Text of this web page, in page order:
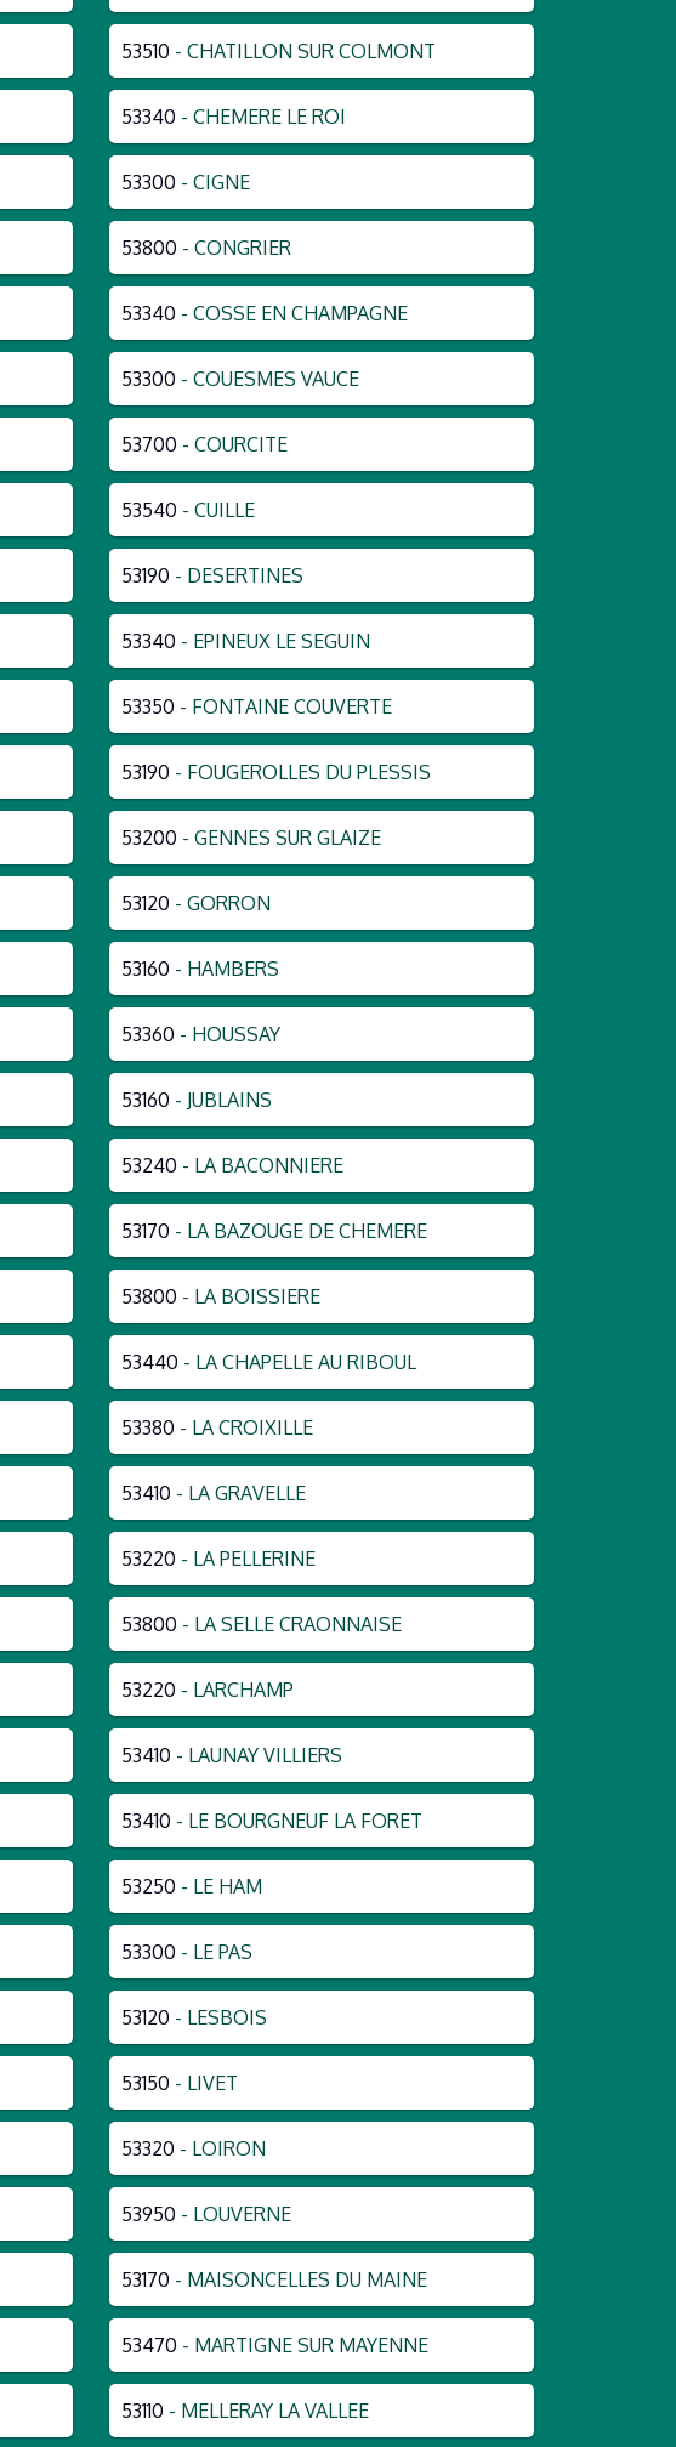
53510 - CHATILLON SUR COLMONT
53340 - CHEMERE LE ROI
53300 - CIGNE
53800 - CONGRIER
53340 - COSSE EN CHAMPAGNE
53300 - COUESMES VAUCE
53700 - COURCITE
53540 - CUILLE
53190 - DESERTINES
53340 - EPINEUX LE SEGUIN
53350 - FONTAINE COUVERTE
53190 - FOUGEROLLES DU PLESSIS
53200 - GENNES SUR GLAIZE
53120 - GORRON
53160 - HAMBERS
53360 - HOUSSAY
53160 - JUBLAINS
53240 - LA BACONNIERE
53170 - LA BAZOUGE DE CHEMERE
53800 - LA BOISSIERE
53440 - LA CHAPELLE AU RIBOUL
53380 - LA CROIXILLE
53410 - LA GRAVELLE
53220 - LA PELLERINE
53800 - LA SELLE CRAONNAISE
53220 - LARCHAMP
53410 - LAUNAY VILLIERS
53410 - LE BOURGNEUF LA FORET
53250 - LE HAM
53300 - LE PAS
53120 - LESBOIS
53150 - LIVET
53320 - LOIRON
53950 - LOUVERNE
53170 - MAISONCELLES DU MAINE
53470 - MARTIGNE SUR MAYENNE
53110 - MELLERAY LA VALLEE